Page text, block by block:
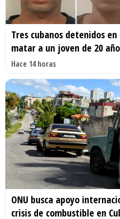
Tres cubanos detenidos en
matar a un joven de 20
Hace 14 horas
ONU busca apoyo
crisis de combustible en